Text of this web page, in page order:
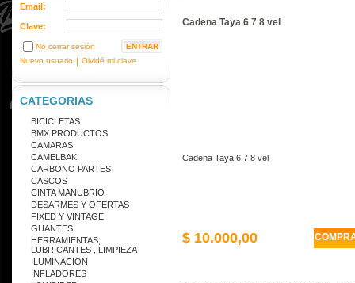
Email:
Clave:
No cerrar sesión
Nuevo usuario | Olvidé mi clave
CATEGORIAS
BICICLETAS
BMX PRODUCTOS
CAMARAS
CAMELBAK
CARBONO PARTES
CASCOS
CINTA MANUBRIO
DESARMES Y OFERTAS
FIXED Y VINTAGE
GUANTES
HERRAMIENTAS,
LUBRICANTES , LIMPIEZA
ILUMINACION
INFLADORES
Cadena Taya 6 7 8 vel
Cadena Taya 6 7 8 vel
$ 10.000,00